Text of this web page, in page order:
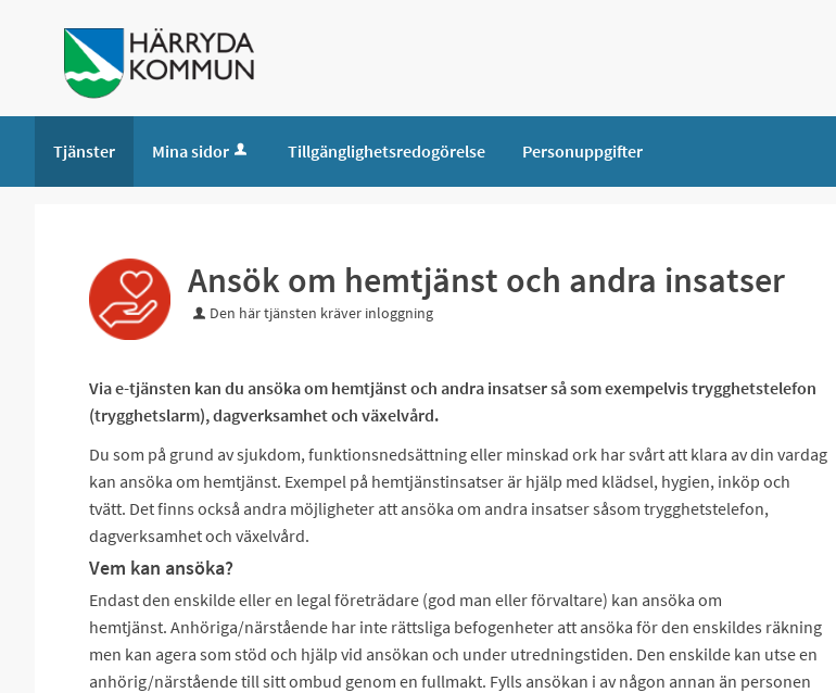
Tjänster Mina sidor Tillgänglighetsredogörelse Personuppgifter
Ansök om hemtjänst och andra insatser
Den här tjänsten kräver inloggning
Via e-tjänsten kan du ansöka om hemtjänst och andra insatser så som exempelvis trygghetstelefon
(trygghetslarm), dagverksamhet och växelvård.
Du som på grund av sjukdom, funktionsnedsättning eller minskad ork har svårt att klara av din vardag
kan ansöka om hemtjänst. Exempel på hemtjänstinsatser är hjälp med klädsel, hygien, inköp och
tvätt. Det finns också andra möjligheter att ansöka om andra insatser såsom trygghetstelefon,
dagverksamhet och växelvård.
Vem kan ansöka?
Endast den enskilde eller en legal företrädare (god man eller förvaltare) kan ansöka om
hemtjänst. Anhöriga/närstående har inte rättsliga befogenheter att ansöka för den enskildes räkning
men kan agera som stöd och hjälp vid ansökan och under utredningstiden. Den enskilde kan utse en
anhörig/närstående till sitt ombud genom en fullmakt. Fylls ansökan i av någon annan än personen